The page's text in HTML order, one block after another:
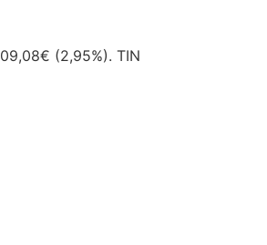
(2,95%). TIN